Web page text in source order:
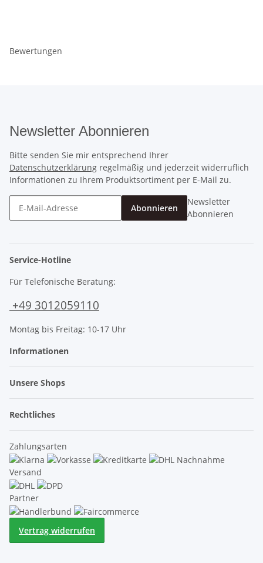
Bewertungen
Newsletter Abonnieren
Bitte senden Sie mir entsprechend Ihrer
Datenschutzerklärung regelmäßig und jederzeit widerruflich
Informationen zu Ihrem Produktsortiment per E-Mail zu.
Abonnieren
Newsletter
Abonnieren
Service-Hotline
Für Telefonische Beratung:
+49 3012059110
Montag bis Freitag: 10-17 Uhr
Informationen
Unsere Shops
Rechtliches
Zahlungsarten
Versand
Partner
Vertrag widerrufen